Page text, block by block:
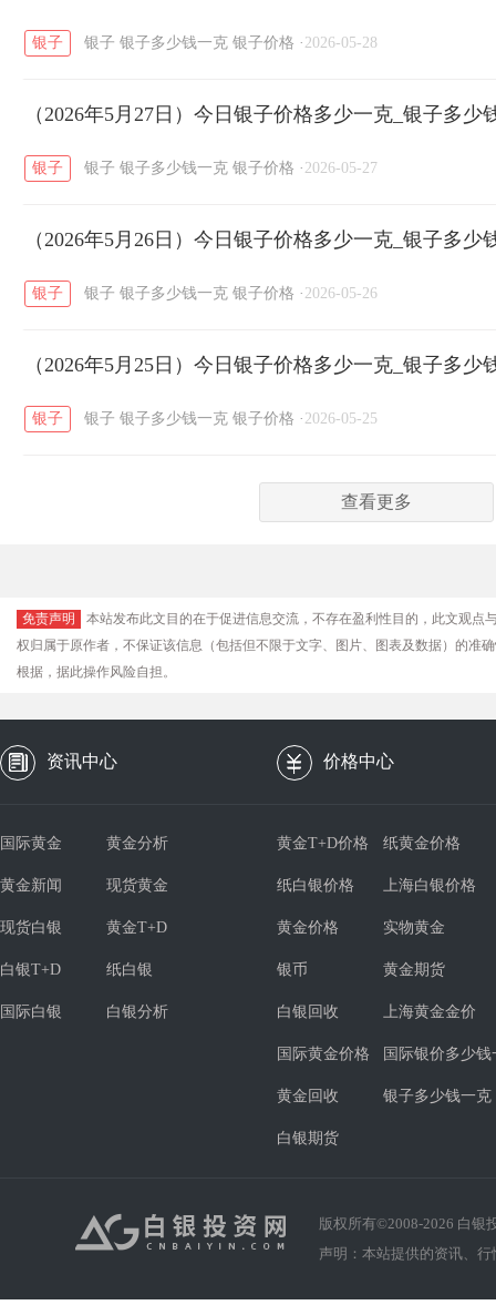
菜百 周生生 周大生
六福 / 金至尊 潮宏基 / 亚一金店 /
银子 银子 银子多少钱一克 银子价格 · 2026-05-28
（2026年5月27日）今日银子价格多少一克_银子多少
银子 银子 银子多少钱一克 银子价格 · 2026-05-27
（2026年5月26日）今日银子价格多少一克_银子多少
银子 银子 银子多少钱一克 银子价格 · 2026-05-26
（2026年5月25日）今日银子价格多少一克_银子多少
银子 银子 银子多少钱一克 银子价格 · 2026-05-25
查看更多
免责声明
本站发布此文目的在于促进信息交流，不存在盈利性目的，此文观
权归属于原作者，不保证该信息（包括但不限于文字、图片、图表及数据）的准
根据，据此操作风险自担。
资讯中心 价格中心
国际黄金 黄金分析
黄金新闻 现货黄金
现货白银 黄金T+D
白银T+D 纸白银
国际白银 白银分析
黄金T+D价格 纸黄金价格
纸白银价格 上海白银价格
黄金价格 实物黄金
银币 黄金期货
白银回收 上海黄金金价
国际黄金价格 国际银价多少钱
黄金回收 银子多少钱一克
白银期货
版权所有©2008-2026 白银
声明：本站提供的资讯、